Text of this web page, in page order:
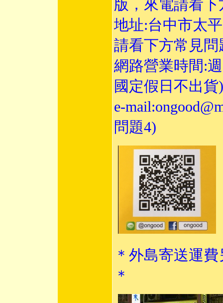
版，來電請看
地址:台中市太
請看下方常
網路營業時間:
國定假日不出貨)
e-mail:
問題4)
＊外島寄送運
＊